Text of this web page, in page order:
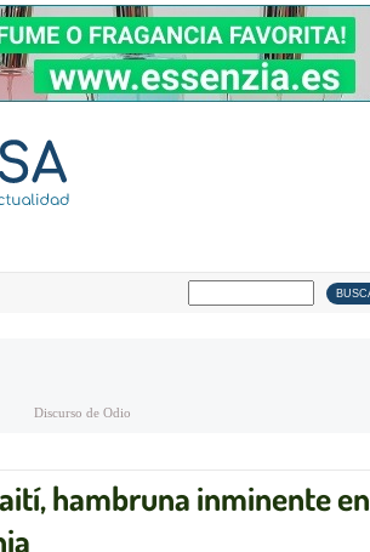
Discurso de Odio
hambruna inminente en